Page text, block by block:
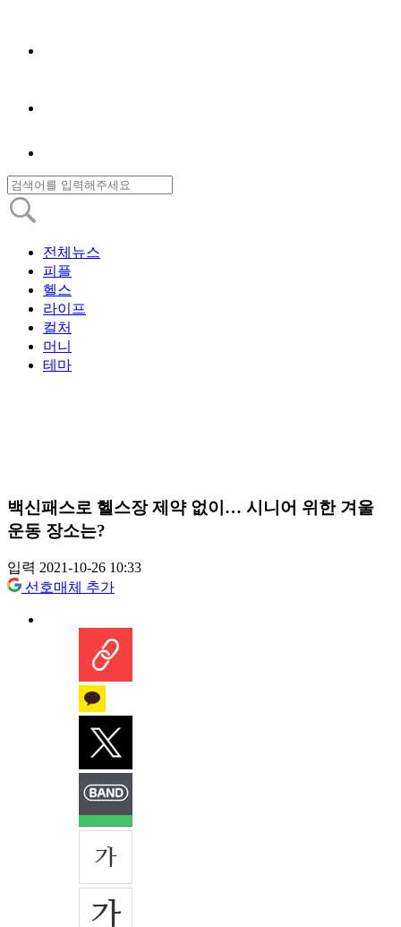
전체뉴스
피플
헬스
라이프
컬처
머니
테마
백신패스로 헬스장 제약 없이… 시니어 위한 겨울
운동 장소는?
입력 2021-10-26 10:33
선호매체 추가